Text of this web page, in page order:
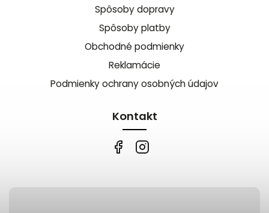
Spôsoby dopravy
Spôsoby platby
Obchodné podmienky
Reklamácie
Podmienky ochrany osobných údajov
Kontakt